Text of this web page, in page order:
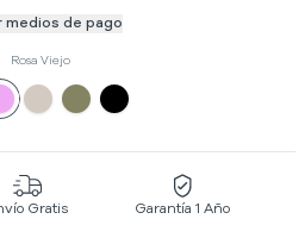
medios de pago
Rosa Viejo
Gratis Garantía 1 Año